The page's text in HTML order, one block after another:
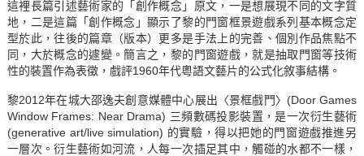
這裡長篇引述藝術家的「創作概念」原文，一是想展現不同的文字質
地，二是這篇「創作概念」顯示了黎的門窗框景遊戲系列基本概念定
型於此，往後的篇章（版本）更多是手法上的完善、個別作品焦點不
同，大於概念的遽變。簡言之，黎的門窗遊戲，就是抽取門窗等技術
性的裝置作為表徵，戲評1960年代粵語文藝片的公式化敘事結構。
黎2012年在城大邵逸夫創意媒體中心展出〈景框戲門〉(Door Games
Window Frames: Near Drama) 三頻數碼投影裝置，是一次衍生藝術
(generative art/live simulation) 的實驗，得以把她的門窗遊戲推進另
一層次。衍生藝術如河流，人每一次插足其中，觸碰的水都不一樣，